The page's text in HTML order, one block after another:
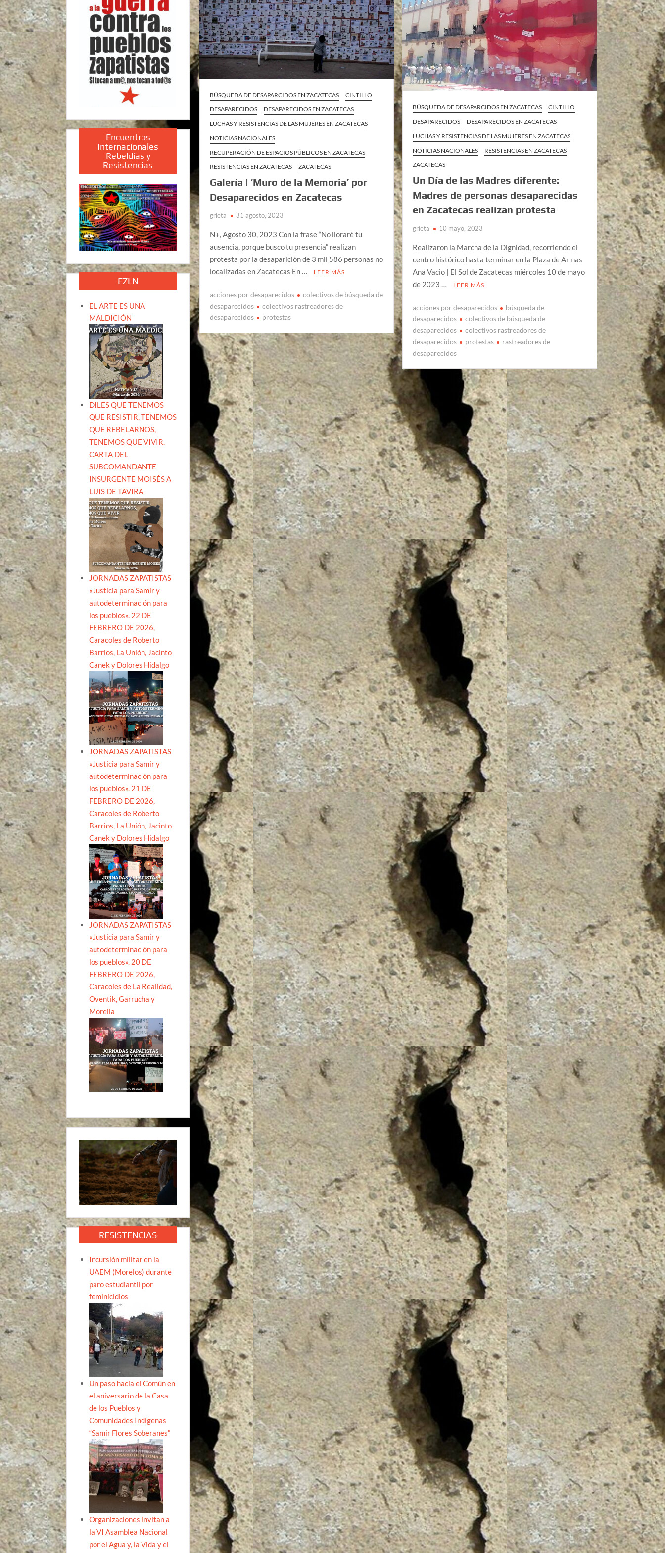
BÚSQUEDA DE DESAPARCIDOS EN ZACATECAS
CINTILLO
DESAPARECIDOS
DESAPARECIDOS EN ZACATECAS
LUCHAS Y RESISTENCIAS DE LAS MUJERES EN ZACATECAS
NOTICIAS NACIONALES
RECUPERACIÓN DE ESPACIOS PÚBLICOS EN ZACATECAS
RESISTENCIAS EN ZACATECAS
ZACATECAS
Galería | ‘Muro de la Memoria’ por
Desaparecidos en Zacatecas
grieta 31 agosto, 2023
N+, Agosto 30, 2023 Con la frase “No lloraré tu
ausencia, porque busco tu presencia” realizan
protesta por la desaparición de 3 mil 586 personas no
localizadas en Zacatecas En …
LEER MÁS
acciones por desaparecidos
colectivos de búsqueda de
desaparecidos
colectivos rastreadores de
desaparecidos
protestas
BÚSQUEDA DE DESAPARCIDOS EN ZACATECAS
CINTILLO
DESAPARECIDOS
DESAPARECIDOS EN ZACATECAS
LUCHAS Y RESISTENCIAS DE LAS MUJERES EN ZACATECAS
NOTICIAS NACIONALES
RESISTENCIAS EN ZACATECAS
ZACATECAS
Un Día de las Madres diferente:
Madres de personas desaparecidas
en Zacatecas realizan protesta
grieta 10 mayo, 2023
Realizaron la Marcha de la Dignidad, recorriendo el
centro histórico hasta terminar en la Plaza de Armas
Ana Vacio | El Sol de Zacatecas miércoles 10 de mayo
de 2023 …
LEER MÁS
acciones por desaparecidos
búsqueda de
desaparecidos
colectivos de búsqueda de
desaparecidos
colectivos rastreadores de
desaparecidos
protestas
rastreadores de
desaparecidos
Encuentros
Internacionales
Rebeldías y
Resistencias
EZLN
EL ARTE ES UNA
MALDICIÓN
DILES QUE TENEMOS
QUE RESISTIR, TENEMOS
QUE REBELARNOS,
TENEMOS QUE VIVIR.
CARTA DEL
SUBCOMANDANTE
INSURGENTE MOISÉS A
LUIS DE TAVIRA
JORNADAS ZAPATISTAS
«Justicia para Samir y
autodeterminación para
los pueblos». 22 DE
FEBRERO DE 2026,
Caracoles de Roberto
Barrios, La Unión, Jacinto
Canek y Dolores Hidalgo
JORNADAS ZAPATISTAS
«Justicia para Samir y
autodeterminación para
los pueblos». 21 DE
FEBRERO DE 2026,
Caracoles de Roberto
Barrios, La Unión, Jacinto
Canek y Dolores Hidalgo
JORNADAS ZAPATISTAS
«Justicia para Samir y
autodeterminación para
los pueblos». 20 DE
FEBRERO DE 2026,
Caracoles de La Realidad,
Oventik, Garrucha y
Morelia
RESISTENCIAS
Incursión militar en la
UAEM (Morelos) durante
paro estudiantil por
feminicidios
Un paso hacia el Común en
el aniversario de la Casa
de los Pueblos y
Comunidades Indígenas
“Samir Flores Soberanes”
Organizaciones invitan a
la VI Asamblea Nacional
por el Agua y, la Vida y el